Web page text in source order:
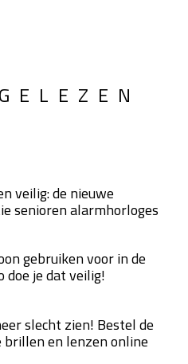
veilig: de nieuwe
senioren alarmhorloges
gebruiken voor in de
doe je dat veilig!
slecht zien! Bestel de
brillen en lenzen online